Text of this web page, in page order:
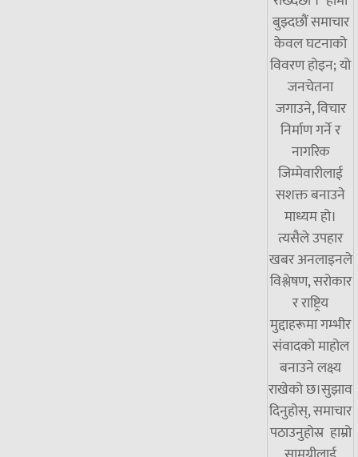
बुझ्दछौं समाचार
केवल घटनाको
विवरण होइन; यो
जनचेतना
जगाउने, विचार
निर्माण गर्ने र
नागरिक
जिम्मेवारीलाई
सशक्त बनाउने
माध्यम हो।
त्यसैले उपहार
खबर अनलाइनले
विश्लेषण, सरोकार
र राष्ट्रिय
मुद्दाहरूमा गम्भीर
संवादको माहोल
बनाउने लक्ष्य
राखेको छ।सुझाव
दिनुहोस्, समाचार
पठाउनुहोस्र हाम्रो